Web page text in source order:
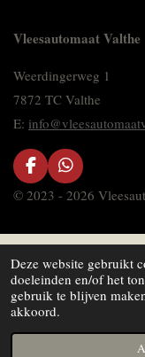
Deze website gebruikt
doeleinden en/of het
gebruik te blijven
akkoord.
Vleesautomaat Valthe
Weerdingerweg 1
7872 TC Valthe
E:
F
a
c
b
o
k
W
h
a
s
p
p
© 2023 - 2026